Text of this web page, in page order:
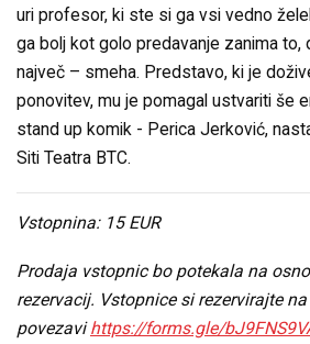
uri profesor, ki ste si ga vsi vedno
ga bolj kot golo predavanje zanima to,
največ – smeha. Predstavo, ki je
ponovitev, mu je pomagal ustvariti še
stand up komik - Perica Jerković,
Siti Teatra BTC.
Vstopnina: 15 EUR
Prodaja vstopnic bo potekala na
rezervacij. Vstopnice si rezervirajte na
povezavihttps://forms.gle/